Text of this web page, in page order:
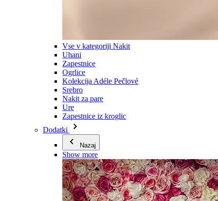
Vse v kategoriji Nakit
Uhani
Zapestnice
Ogrlice
Kolekcija Adéle Pečlové
Srebro
Nakit za pare
Ure
Zapestnice iz kroglic
Dodatki
Nazaj
Show more